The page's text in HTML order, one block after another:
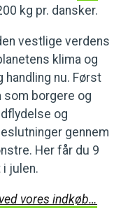
kg pr. dansker.
vestlige verdens
klima og
handling nu. Først
som borgere og
og
gennem
Her får du 9
julen.
vores indkøb…